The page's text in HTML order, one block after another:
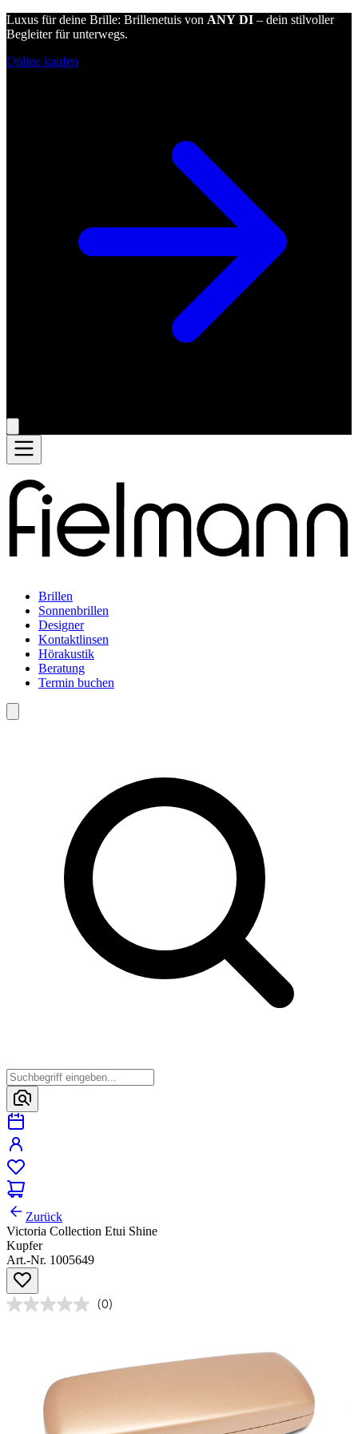
Luxus für deine Brille: Brillenetuis von ANY DI – dein stilvoller
Begleiter für unterwegs.
Online kaufen
Brillen
Sonnenbrillen
Designer
Kontaktlinsen
Hörakustik
Beratung
Termin buchen
Zurück
Victoria Collection Etui Shine
Kupfer
Art.-Nr. 1005649
(0)